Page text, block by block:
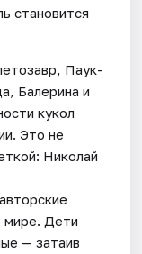
становится
Паук-
Балерина и
кукол
Это не
Николай
мире. Дети
— затаив